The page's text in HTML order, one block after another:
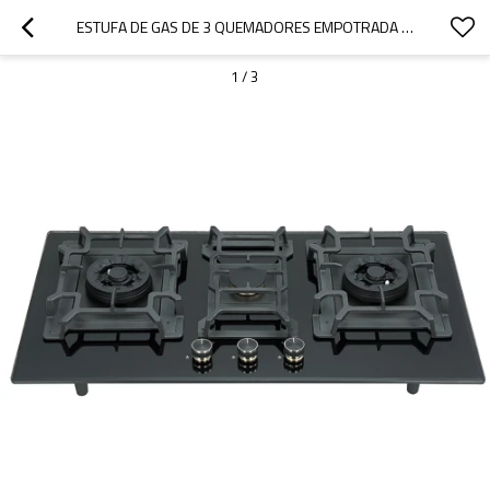
ESTUFA DE GAS DE 3 QUEMADORES EMPOTRADA CON CUBIERTA DE VIDRIO AL POR MAYOR | NG/LPG | FÁBRICA OEM/ODM | B888
1 /3